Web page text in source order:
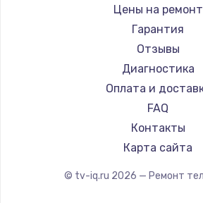
Замена
1600 руб.
Ремонт разъема
880 руб.
Заказать
Замена
Daewoo
Centek
Telefunken
Hyundai
Doffler
Hiper
Grundig
HITACHI
Цены на ремонт
Гарантия
Отзывы
Диагностика
Оплата и
FAQ
Контакты
Карта сайта
© tv-iq.ru 2026 — Ремонт